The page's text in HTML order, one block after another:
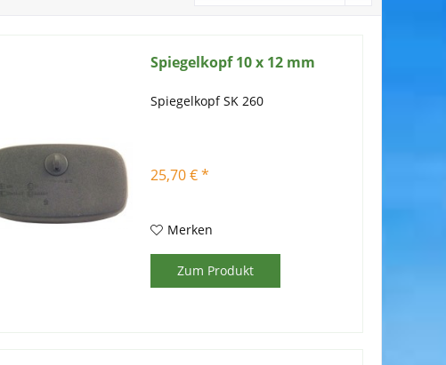
Spiegelkopf 10 x 12 mm
Spiegelkopf SK 260
25,70 € *
Merken
Zum Produkt